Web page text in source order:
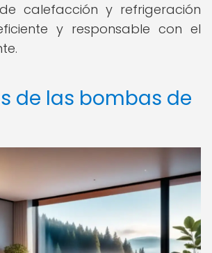
calefacción y refrigeración
y responsable con el
de las bombas de